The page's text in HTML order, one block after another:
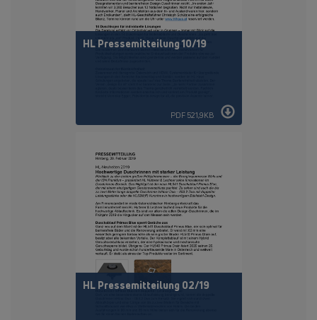
HL Pressemitteilung 10/19
PDF 521,9KB
HL Pressemitteilung 02/19